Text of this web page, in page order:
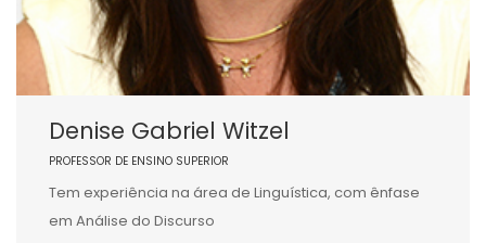
Denise Gabriel Witzel
PROFESSOR DE ENSINO SUPERIOR
Tem experiência na área de Linguística, com ênfase
em Análise do Discurso